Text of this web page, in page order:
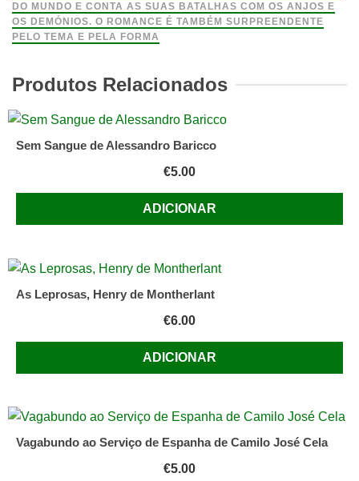
Álvaro
Santos
DO MUNDO E CONTA AS SUAS BATALHAS COM OS ANJOS E
OS DEMÓNIOS. O ROMANCE É TAMBÉM SURPREENDENTE
PELO TEMA E PELA FORMA
Produtos Relacionados
Sem Sangue de Alessandro Baricco
€5.00
ADICIONAR
As Leprosas, Henry de Montherlant
€6.00
ADICIONAR
Vagabundo ao Serviço de Espanha de Camilo José Cela
€5.00